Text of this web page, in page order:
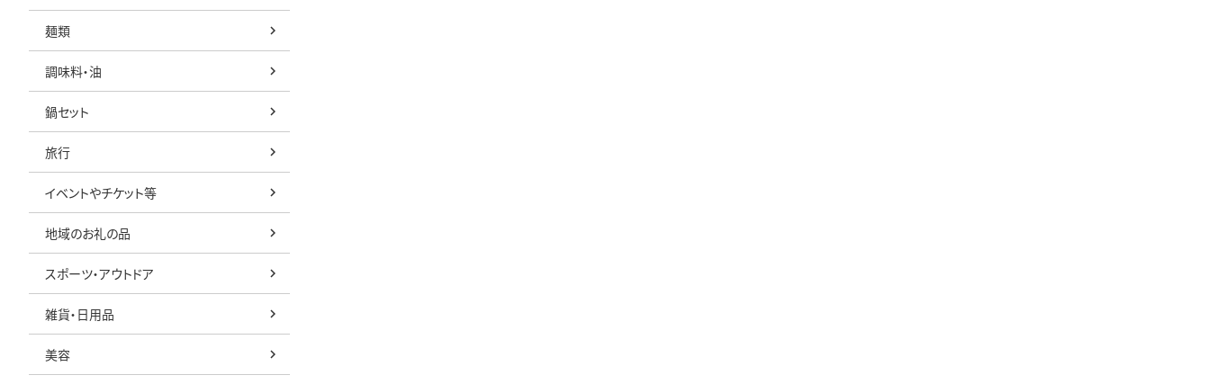
麺類
調味料・油
鍋セット
旅行
イベントやチケット等
地域のお礼の品
スポーツ・アウトドア
雑貨・日用品
美容